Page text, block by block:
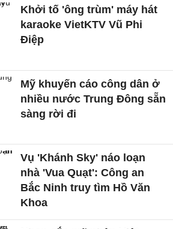
Khởi tố 'ông trùm' máy hát
karaoke VietKTV Vũ Phi
Điệp
Mỹ khuyến cáo công dân ở
nhiều nước Trung Đông sẵn
sàng rời đi
Vụ 'Khánh Sky' náo loạn
nhà 'Vua Quạt': Công an
Bắc Ninh truy tìm Hồ Văn
Khoa